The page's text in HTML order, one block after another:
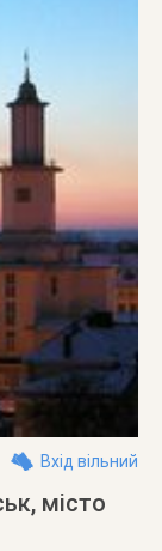
Вхід вільний
місто